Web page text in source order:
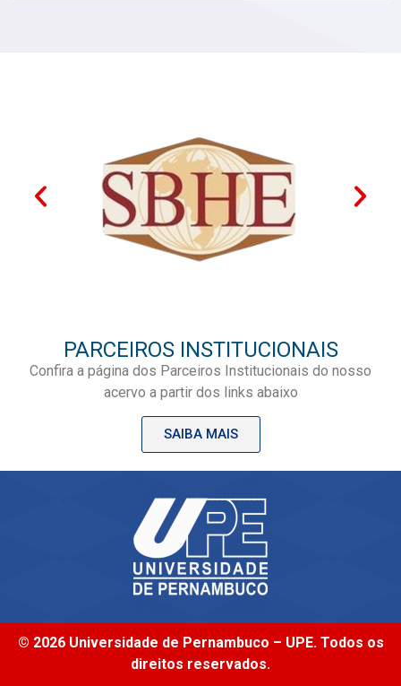
PARCEIROS INSTITUCIONAIS
Confira a página dos Parceiros Institucionais do nosso
acervo a partir dos links abaixo
SAIBA MAIS
© 2026 Universidade de Pernambuco – UPE. Todos os
direitos reservados.